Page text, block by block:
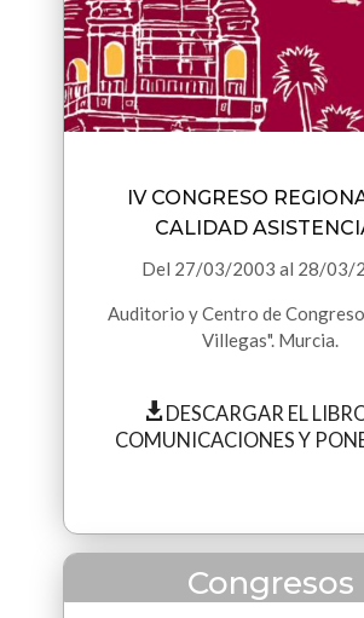
IV CONGRESO
CALIDAD
Del 27/03/2003 al 28/03/
Auditorio y Centro de
Villegas". Murcia.
DESCARGAR EL
COMUNICACIONES Y
Congresos